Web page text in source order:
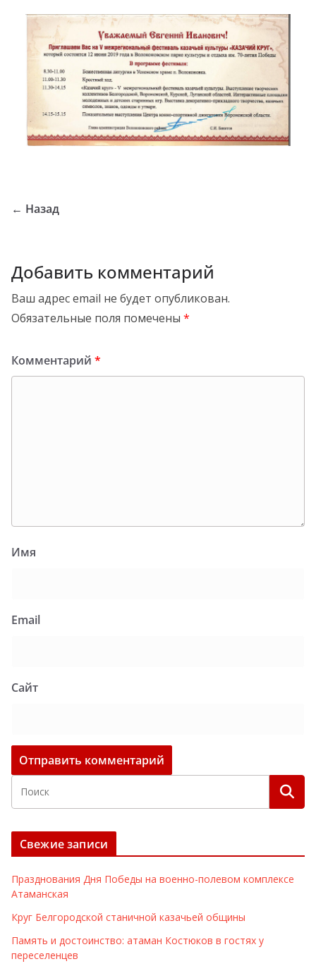
← Назад
Добавить комментарий
Ваш адрес email не будет опубликован.
Обязательные поля помечены *
Комментарий *
Имя
Email
Сайт
Свежие записи
Празднования Дня Победы на военно-полевом комплексе
Атаманская
Круг Белгородской станичной казачьей общины
Память и достоинство: атаман Костюков в гостях у
переселенцев